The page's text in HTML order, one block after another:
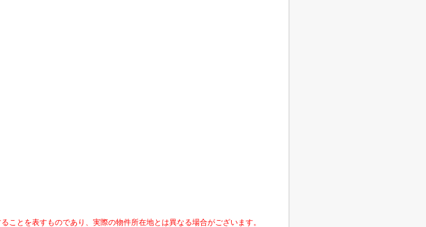
ことを表すものであり、実際の物件所在地とは異なる場合がございます。